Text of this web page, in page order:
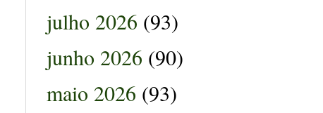
julho 2026 (93)
junho 2026 (90)
maio 2026 (93)